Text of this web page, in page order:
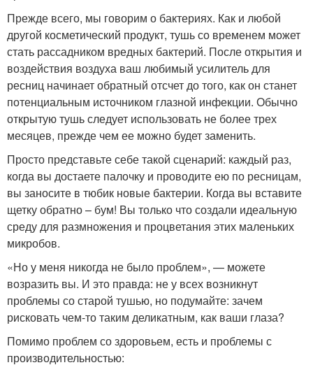
Прежде всего, мы говорим о бактериях. Как и любой
другой косметический продукт, тушь со временем может
стать рассадником вредных бактерий. После открытия и
воздействия воздуха ваш любимый усилитель для
ресниц начинает обратный отсчет до того, как он станет
потенциальным источником глазной инфекции. Обычно
открытую тушь следует использовать не более трех
месяцев, прежде чем ее можно будет заменить.
Просто представьте себе такой сценарий: каждый раз,
когда вы достаете палочку и проводите ею по ресницам,
вы заносите в тюбик новые бактерии. Когда вы вставите
щетку обратно – бум! Вы только что создали идеальную
среду для размножения и процветания этих маленьких
микробов.
«Но у меня никогда не было проблем», — можете
возразить вы. И это правда: не у всех возникнут
проблемы со старой тушью, но подумайте: зачем
рисковать чем-то таким деликатным, как ваши глаза?
Помимо проблем со здоровьем, есть и проблемы с
производительностью: